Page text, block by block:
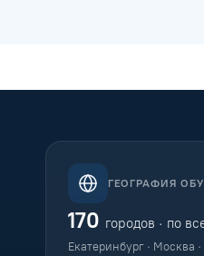
ГЕОГРАФИЯ
170 городов · по
Екатеринбург · Москва